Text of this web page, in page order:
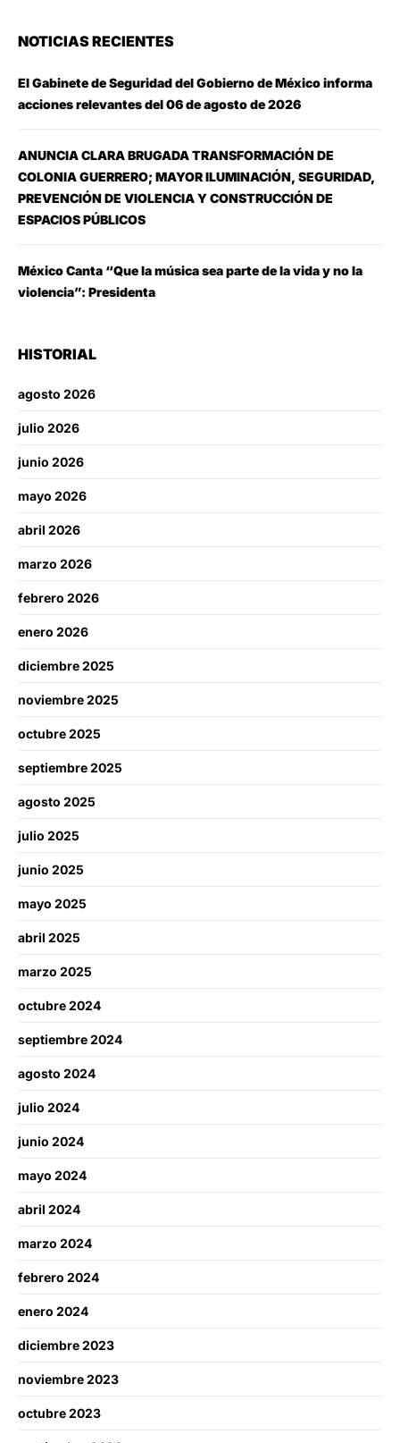
NOTICIAS RECIENTES
El Gabinete de Seguridad del Gobierno de México informa
acciones relevantes del 06 de agosto de 2026
ANUNCIA CLARA BRUGADA TRANSFORMACIÓN DE
COLONIA GUERRERO; MAYOR ILUMINACIÓN, SEGURIDAD,
PREVENCIÓN DE VIOLENCIA Y CONSTRUCCIÓN DE
ESPACIOS PÚBLICOS
México Canta “Que la música sea parte de la vida y no la
violencia”: Presidenta
HISTORIAL
agosto 2026
julio 2026
junio 2026
mayo 2026
abril 2026
marzo 2026
febrero 2026
enero 2026
diciembre 2025
noviembre 2025
octubre 2025
septiembre 2025
agosto 2025
julio 2025
junio 2025
mayo 2025
abril 2025
marzo 2025
octubre 2024
septiembre 2024
agosto 2024
julio 2024
junio 2024
mayo 2024
abril 2024
marzo 2024
febrero 2024
enero 2024
diciembre 2023
noviembre 2023
octubre 2023